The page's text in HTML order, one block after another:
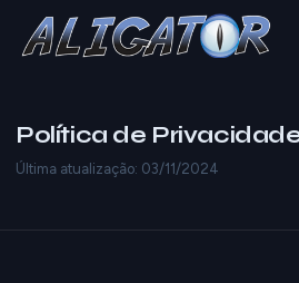
Política de
Última atualização: 03/11/2024